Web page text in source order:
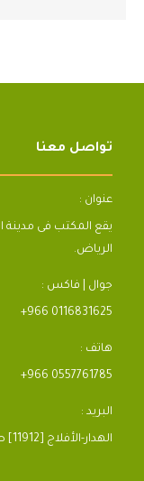
تواصل معنا
عنوان :
يقع المكتب فى مدينة
الرياض.
جوال | فاكس :
+966 0116831625
هاتف :
+966 0557761785
البريد :
[328]الهدار-الأفلاج [11912] ص.ب